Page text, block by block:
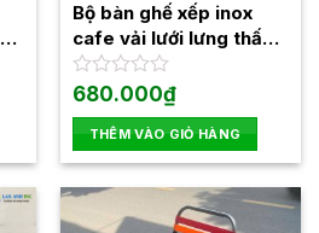
Bộ bàn ghế xếp inox
cafe vải lưới lưng thấp
gấp gọn giá rẻ
Được
hạng
0
5
sao
680.000₫
THÊM VÀO GIỎ HÀNG